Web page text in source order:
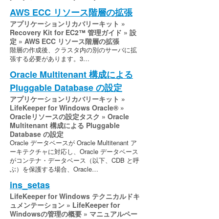
AWS ECC リソース階層の拡張
アプリケーションリカバリーキット »
Recovery Kit for EC2™ 管理ガイド » 設
定 » AWS ECC リソース階層の拡張
階層の作成後、クラスタ内の別のサーバに拡
張する必要があります。3…
Oracle Multitenant 構成による
Pluggable Database の設定
アプリケーションリカバリーキット »
LifeKeeper for Windows Oracle® »
Oracleリソースの設定タスク » Oracle
Multitenant 構成による Pluggable
Database の設定
Oracle データベースが Oracle Multitenant ア
ーキテクチャに対応し、Oracle データベース
がコンテナ・データベース（以下、CDB と呼
ぶ）を保護する場合、Oracle…
ins_setas
LifeKeeper for Windows テクニカルドキ
ュメンテーション » LifeKeeper for
Windowsの管理の概要 » マニュアルペー